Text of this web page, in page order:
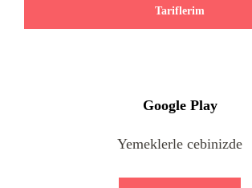
Tariflerim
Google Play
Yemeklerle cebinizde